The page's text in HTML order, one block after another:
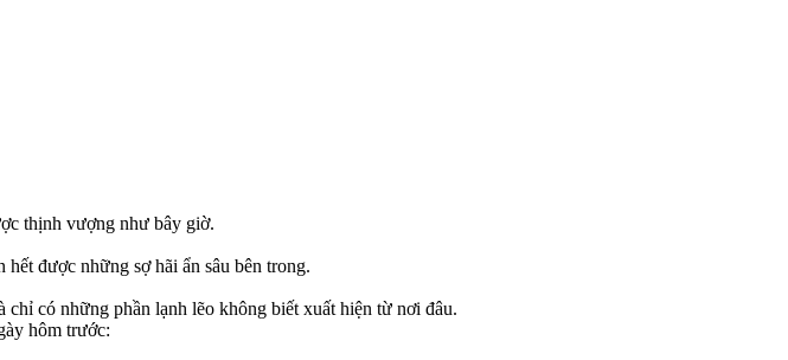
thịnh vượng như bây giờ.
được những sợ hãi ẩn sâu bên trong.
có những phần lạnh lẽo không biết xuất hiện từ nơi đâu.
hôm trước: